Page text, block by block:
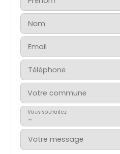
Nom
Email
Téléphone
Votre commune
-
Vous souhaitez
Votre message